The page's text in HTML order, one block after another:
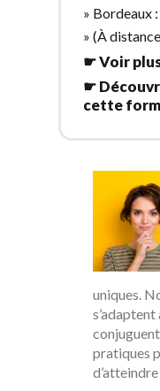
» Bordeaux
» (À
☛ Voir
☛
cette
uniques.
pratiques